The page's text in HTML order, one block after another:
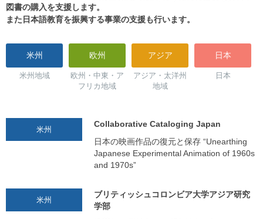
図書の購入を支援します。
また日本語教育を振興する事業の支援も行います。
米州
米州地域
欧州
欧州・中東・ア
フリカ地域
アジア
アジア・太洋州
地域
日本
日本
米州
Collaborative Cataloging Japan
日本の映画作品の復元と保存 “Unearthing
Japanese Experimental Animation of 1960s
and 1970s”
米州
ブリティッシュコロンビア大学アジア研究
学部